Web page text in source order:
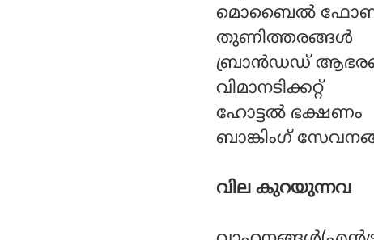
മൊബൈല്‍
തുണിത്തരങ്ങള്‍
ബ്രാന്‍ഡഡ്
വിമാനടിക്കറ്റ്
ഹോട്ടല്‍ ഭക്ഷണം
ബാങ്കിംഗ്
വില കുറയുന്നവ